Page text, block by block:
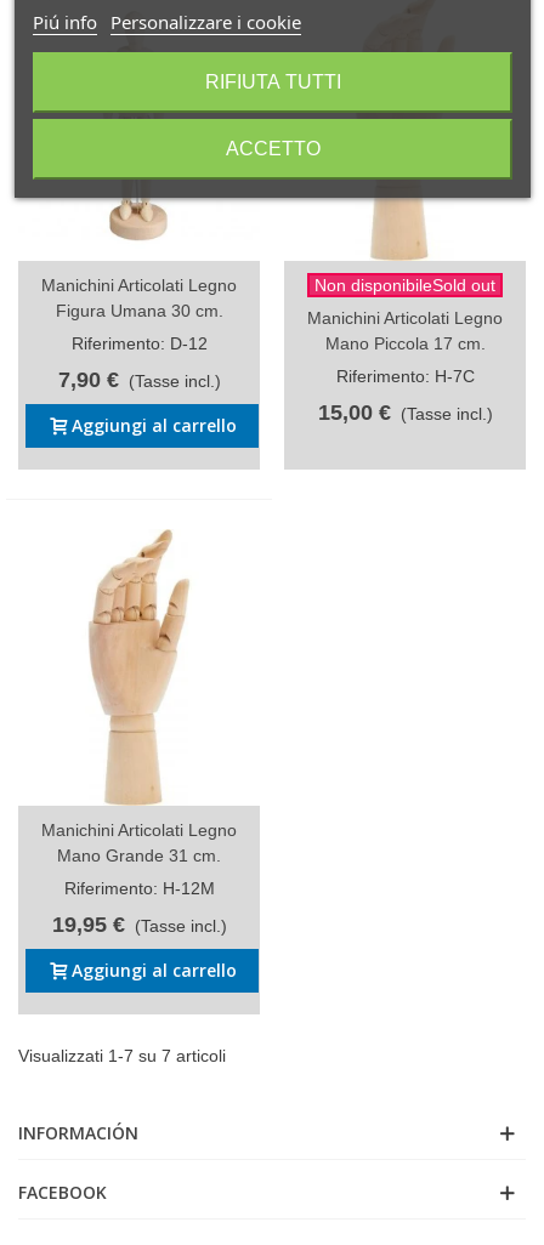
Manichini Articolati Legno
Figura Umana 30 cm.
Riferimento: D-12
7,90 € (Tasse incl.)
Aggiungi al carrello
Non disponibileSold out
Manichini Articolati Legno
Mano Piccola 17 cm.
Riferimento: H-7C
15,00 € (Tasse incl.)
Manichini Articolati Legno
Mano Grande 31 cm.
Riferimento: H-12M
19,95 € (Tasse incl.)
Aggiungi al carrello
Visualizzati 1-7 su 7 articoli
INFORMACIÓN
FACEBOOK
Piú info Personalizzare i cookie
RIFIUTA TUTTI
ACCETTO